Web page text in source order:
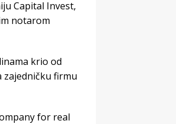
Capital Invest,
notarom
krio od
zajedničku firmu
for real